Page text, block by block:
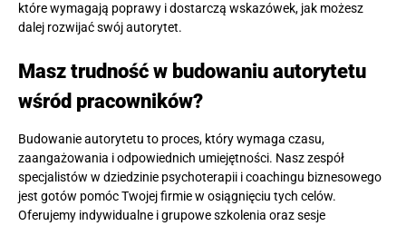
które wymagają poprawy i dostarczą wskazówek, jak możesz
dalej rozwijać swój autorytet.
Masz trudność w budowaniu autorytetu
wśród pracowników?
Budowanie autorytetu to proces, który wymaga czasu,
zaangażowania i odpowiednich umiejętności. Nasz zespół
specjalistów w dziedzinie psychoterapii i coachingu biznesowego
jest gotów pomóc Twojej firmie w osiągnięciu tych celów.
Oferujemy indywidualne i grupowe szkolenia oraz sesje